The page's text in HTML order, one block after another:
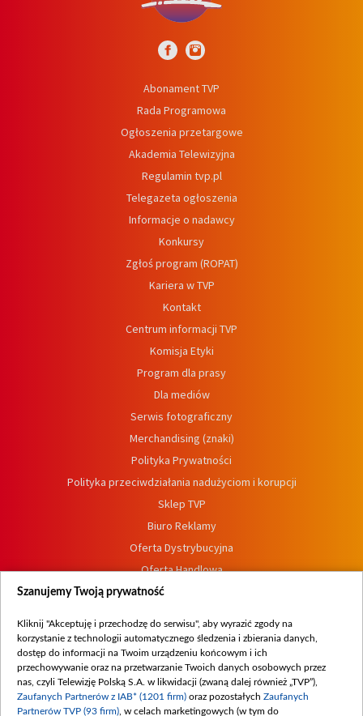
Abonament TVP
Rada Programowa
Ogłoszenia przetargowe
Akademia Telewizyjna
Regulamin tvp.pl
Telegazeta ogłoszenia
Informacje o nadawcy
Konkursy
Zgłoś program (ROPAT)
Kariera w TVP
Kontakt
Centrum informacji TVP
Komisja Etyki
Program dla prasy
Dla mediów
Serwis fotograficzny
Merchandising (znaki)
Polityka Prywatności
Polityka przeciwdziałania nadużyciom i korupcji
Sklep TVP
Biuro Reklamy
Oferta Dystrybucyjna
Oferta Handlowa
Dostępność
Procedura zgłoszeń wewnętrznych
Szanujemy Twoją prywatność
Kliknij "Akceptuję i przechodzę do serwisu", aby wyrazić zgody na
korzystanie z technologii automatycznego śledzenia i zbierania danych,
dostęp do informacji na Twoim urządzeniu końcowym i ich
przechowywanie oraz na przetwarzanie Twoich danych osobowych przez
nas, czyli Telewizję Polską S.A. w likwidacji (zwaną dalej również „TVP”),
Zaufanych Partnerów z IAB* (1201 firm) oraz pozostałych Zaufanych
Partnerów TVP (93 firm) , w celach marketingowych (w tym do